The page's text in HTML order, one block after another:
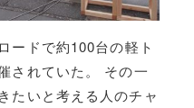
ードで約100台の軽ト
されていた。 その一
たいと考える人のチャ